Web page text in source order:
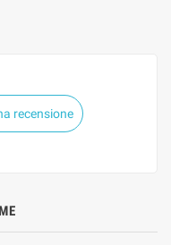
recensione